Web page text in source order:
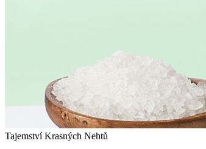
Tajemství Krasných Nehtů